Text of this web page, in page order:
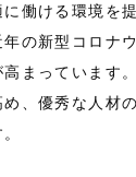
働ける環境を
の新型コロナ
まっています
、優秀な人材